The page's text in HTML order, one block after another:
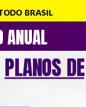
BRASIL
ANUAL
PLANOS DE